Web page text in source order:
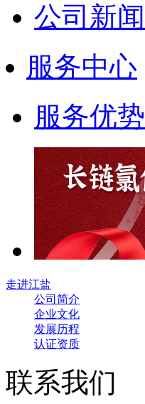
公司新闻
服务中心
服务优势
走进江盐
公司简介
企业文化
发展历程
认证资质
联系我们